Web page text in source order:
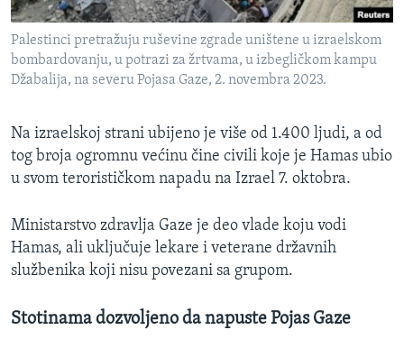
Palestinci pretražuju ruševine zgrade uništene u izraelskom
bombardovanju, u potrazi za žrtvama, u izbegličkom kampu
Džabalija, na severu Pojasa Gaze, 2. novembra 2023.
Na izraelskoj strani ubijeno je više od 1.400 ljudi, a od
tog broja ogromnu većinu čine civili koje je Hamas ubio
u svom terorističkom napadu na Izrael 7. oktobra.
Ministarstvo zdravlja Gaze je deo vlade koju vodi
Hamas, ali uključuje lekare i veterane državnih
službenika koji nisu povezani sa grupom.
Stotinama dozvoljeno da napuste Pojas Gaze